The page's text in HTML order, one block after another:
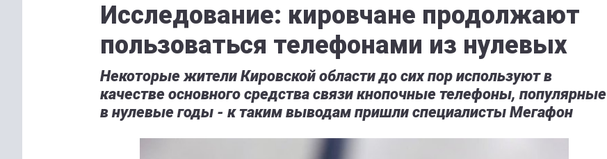
Исследование: кировчане продолжают
пользоваться телефонами из нулевых
Некоторые жители Кировской области до сих пор используют в
качестве основного средства связи кнопочные телефоны, популярные
в нулевые годы - к таким выводам пришли специалисты Мегафон